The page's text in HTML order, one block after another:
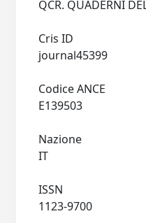
Cris ID
Codice ANCE
Nazione
ISSN